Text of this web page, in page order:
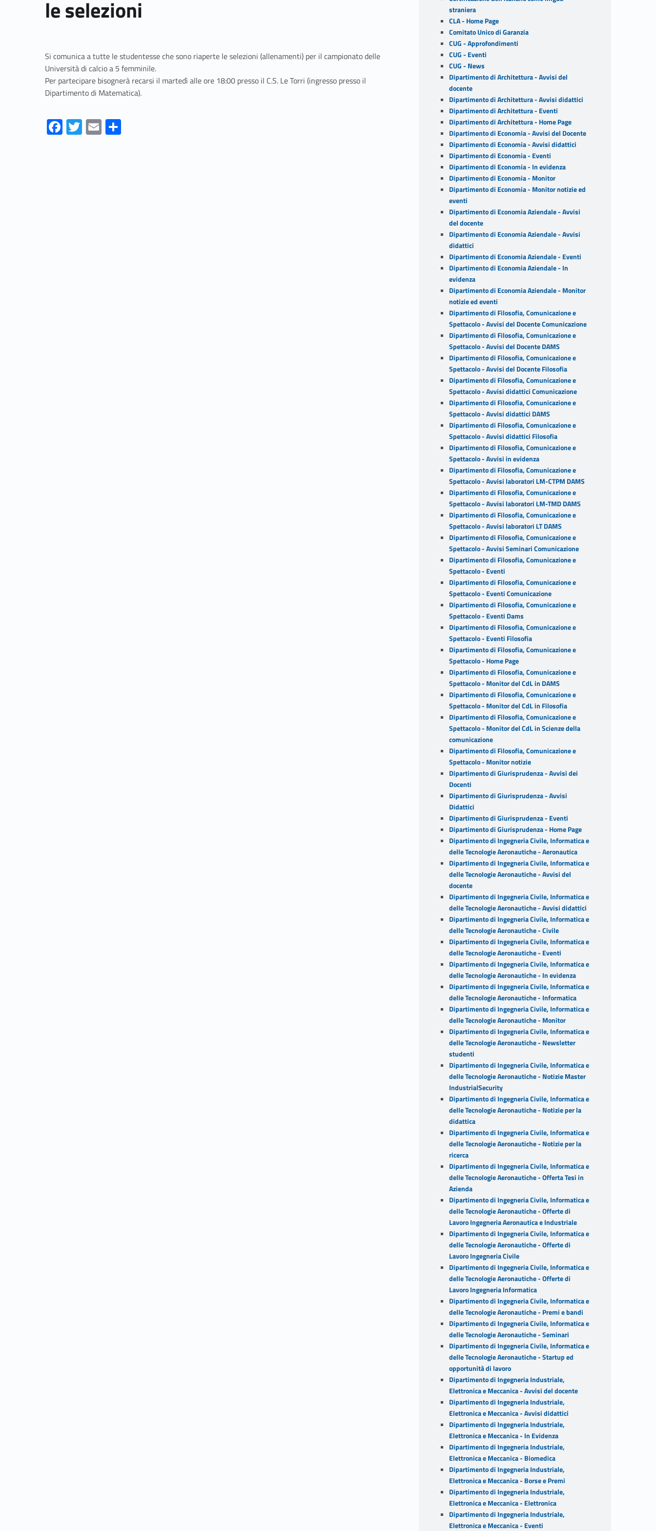
le selezioni
Si comunica a tutte le studentesse che sono riaperte le selezioni (allenamenti) per il campionato delle
Università di calcio a 5 femminile.
Per partecipare bisognerà recarsi il martedì alle ore 18:00 presso il C.S. Le Torri (ingresso presso il
Dipartimento di Matematica).
Fa
ce
T
w
E
m
straniera
CLA - Home Page
Comitato Unico di Garanzia
CUG - Approfondimenti
CUG - Eventi
CUG - News
Dipartimento di Architettura - Avvisi del
docente
Dipartimento di Architettura - Avvisi didattici
Dipartimento di Architettura - Eventi
Dipartimento di Architettura - Home Page
Dipartimento di Economia - Avvisi del Docente
Dipartimento di Economia - Avvisi didattici
Dipartimento di Economia - Eventi
Dipartimento di Economia - In evidenza
Dipartimento di Economia - Monitor
Dipartimento di Economia - Monitor notizie ed
eventi
Dipartimento di Economia Aziendale - Avvisi
del docente
Dipartimento di Economia Aziendale - Avvisi
didattici
Dipartimento di Economia Aziendale - Eventi
Dipartimento di Economia Aziendale - In
evidenza
Dipartimento di Economia Aziendale - Monitor
notizie ed eventi
Dipartimento di Filosofia, Comunicazione e
Spettacolo - Avvisi del Docente Comunicazione
Dipartimento di Filosofia, Comunicazione e
Spettacolo - Avvisi del Docente DAMS
Dipartimento di Filosofia, Comunicazione e
Spettacolo - Avvisi del Docente Filosofia
Dipartimento di Filosofia, Comunicazione e
Spettacolo - Avvisi didattici Comunicazione
Dipartimento di Filosofia, Comunicazione e
Spettacolo - Avvisi didattici DAMS
Dipartimento di Filosofia, Comunicazione e
Spettacolo - Avvisi didattici Filosofia
Dipartimento di Filosofia, Comunicazione e
Spettacolo - Avvisi in evidenza
Dipartimento di Filosofia, Comunicazione e
Spettacolo - Avvisi laboratori LM-CTPM DAMS
Dipartimento di Filosofia, Comunicazione e
Spettacolo - Avvisi laboratori LM-TMD DAMS
Dipartimento di Filosofia, Comunicazione e
Spettacolo - Avvisi laboratori LT DAMS
Dipartimento di Filosofia, Comunicazione e
Spettacolo - Avvisi Seminari Comunicazione
Dipartimento di Filosofia, Comunicazione e
Spettacolo - Eventi
Dipartimento di Filosofia, Comunicazione e
Spettacolo - Eventi Comunicazione
Dipartimento di Filosofia, Comunicazione e
Spettacolo - Eventi Dams
Dipartimento di Filosofia, Comunicazione e
Spettacolo - Eventi Filosofia
Dipartimento di Filosofia, Comunicazione e
Spettacolo - Home Page
Dipartimento di Filosofia, Comunicazione e
Spettacolo - Monitor del CdL in DAMS
Dipartimento di Filosofia, Comunicazione e
Spettacolo - Monitor del CdL in Filosofia
Dipartimento di Filosofia, Comunicazione e
Spettacolo - Monitor del CdL in Scienze della
comunicazione
Dipartimento di Filosofia, Comunicazione e
Spettacolo - Monitor notizie
Dipartimento di Giurisprudenza - Avvisi dei
Docenti
Dipartimento di Giurisprudenza - Avvisi
Didattici
Dipartimento di Giurisprudenza - Eventi
Dipartimento di Giurisprudenza - Home Page
Dipartimento di Ingegneria Civile, Informatica e
delle Tecnologie Aeronautiche - Aeronautica
Dipartimento di Ingegneria Civile, Informatica e
delle Tecnologie Aeronautiche - Avvisi del
docente
Dipartimento di Ingegneria Civile, Informatica e
delle Tecnologie Aeronautiche - Avvisi didattici
Dipartimento di Ingegneria Civile, Informatica e
delle Tecnologie Aeronautiche - Civile
Dipartimento di Ingegneria Civile, Informatica e
delle Tecnologie Aeronautiche - Eventi
Dipartimento di Ingegneria Civile, Informatica e
delle Tecnologie Aeronautiche - In evidenza
Dipartimento di Ingegneria Civile, Informatica e
delle Tecnologie Aeronautiche - Informatica
Dipartimento di Ingegneria Civile, Informatica e
delle Tecnologie Aeronautiche - Monitor
Dipartimento di Ingegneria Civile, Informatica e
delle Tecnologie Aeronautiche - Newsletter
studenti
Dipartimento di Ingegneria Civile, Informatica e
delle Tecnologie Aeronautiche - Notizie Master
IndustrialSecurity
Dipartimento di Ingegneria Civile, Informatica e
delle Tecnologie Aeronautiche - Notizie per la
didattica
Dipartimento di Ingegneria Civile, Informatica e
delle Tecnologie Aeronautiche - Notizie per la
ricerca
Dipartimento di Ingegneria Civile, Informatica e
delle Tecnologie Aeronautiche - Offerta Tesi in
Azienda
Dipartimento di Ingegneria Civile, Informatica e
delle Tecnologie Aeronautiche - Offerte di
Lavoro Ingegneria Aeronautica e Industriale
Dipartimento di Ingegneria Civile, Informatica e
delle Tecnologie Aeronautiche - Offerte di
Lavoro Ingegneria Civile
Dipartimento di Ingegneria Civile, Informatica e
delle Tecnologie Aeronautiche - Offerte di
Lavoro Ingegneria Informatica
Dipartimento di Ingegneria Civile, Informatica e
delle Tecnologie Aeronautiche - Premi e bandi
Dipartimento di Ingegneria Civile, Informatica e
delle Tecnologie Aeronautiche - Seminari
Dipartimento di Ingegneria Civile, Informatica e
delle Tecnologie Aeronautiche - Startup ed
opportunità di lavoro
Dipartimento di Ingegneria Industriale,
Elettronica e Meccanica - Avvisi del docente
Dipartimento di Ingegneria Industriale,
Elettronica e Meccanica - Avvisi didattici
Dipartimento di Ingegneria Industriale,
Elettronica e Meccanica - In Evidenza
Dipartimento di Ingegneria Industriale,
Elettronica e Meccanica - Biomedica
Dipartimento di Ingegneria Industriale,
Elettronica e Meccanica - Borse e Premi
Dipartimento di Ingegneria Industriale,
Elettronica e Meccanica - Elettronica
Dipartimento di Ingegneria Industriale,
Elettronica e Meccanica - Eventi